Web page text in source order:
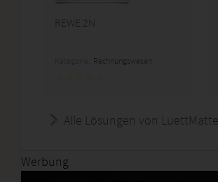
REWE 2N
Rechnungswesen
Alle Lösungen von
Werbung